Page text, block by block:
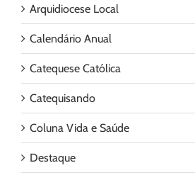
Arquidiocese Local
Calendário Anual
Catequese Católica
Catequisando
Coluna Vida e Saúde
Destaque